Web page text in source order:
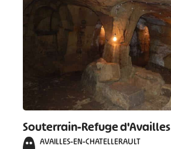
Souterrain-Refuge d'Availles
AVAILLES-EN-CHATELLERAULT